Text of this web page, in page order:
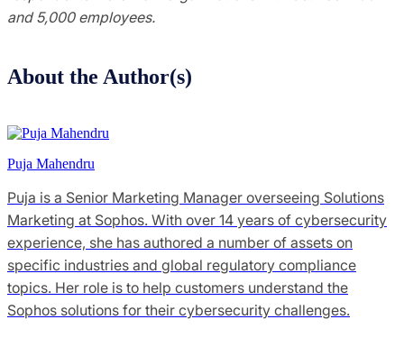
and 5,000 employees.
About the Author(s)
Puja Mahendru
Puja is a Senior Marketing Manager overseeing Solutions
Marketing at Sophos. With over 14 years of cybersecurity
experience, she has authored a number of assets on
specific industries and global regulatory compliance
topics. Her role is to help customers understand the
Sophos solutions for their cybersecurity challenges.